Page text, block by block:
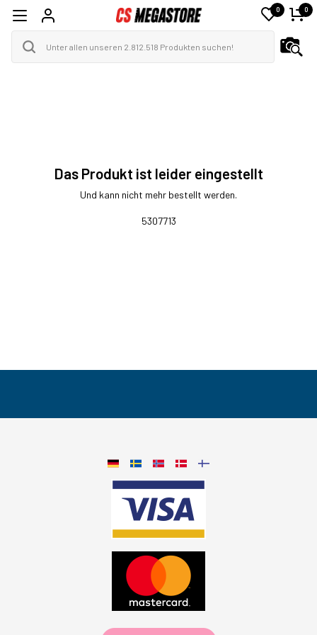
0 0
Das Produkt ist leider eingestellt
Und kann nicht mehr bestellt werden.
5307713